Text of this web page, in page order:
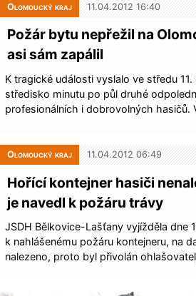
Olomoucký kraj 11.04.2012 16:40
Požár bytu nepřežil na
asi sám zapálil
K tragické události vyslalo ve středu
středisko minutu po půl druhé
profesionálních i dobrovolných hasičů.
Olomoucký kraj 11.04.2012 06:49
Hořící kontejner hasiči
je navedl k požáru trávy
JSDH Bělkovice-Lašťany vyjížděla dne
k nahlášenému požáru kontejneru, na
nalezeno, proto byl přivolán